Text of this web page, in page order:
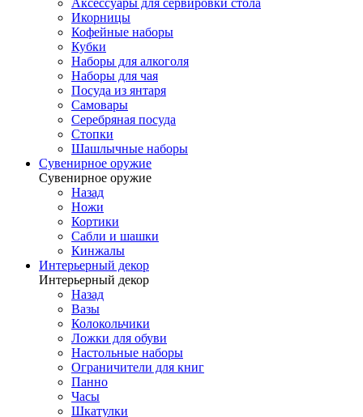
Аксессуары для сервировки стола
Икорницы
Кофейные наборы
Кубки
Наборы для алкоголя
Наборы для чая
Посуда из янтаря
Самовары
Серебряная посуда
Стопки
Шашлычные наборы
Сувенирное оружие
Сувенирное оружие
Назад
Ножи
Кортики
Сабли и шашки
Кинжалы
Интерьерный декор
Интерьерный декор
Назад
Вазы
Колокольчики
Ложки для обуви
Настольные наборы
Ограничители для книг
Панно
Часы
Шкатулки